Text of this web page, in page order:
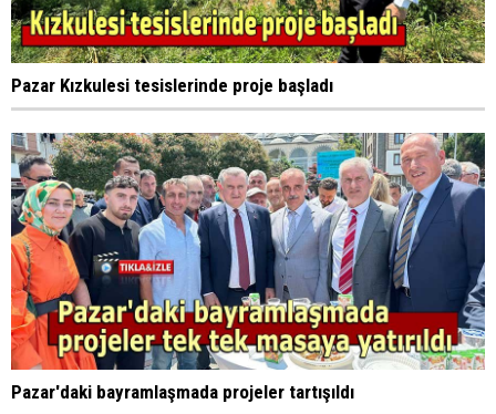
Pazar Kızkulesi tesislerinde proje başladı
Pazar'daki bayramlaşmada projeler tartışıldı